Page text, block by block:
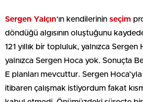
Sergen Yalçın‘ın kendilerinin seçim
döndüğü algısının oluştuğunu
121 yıllık bir topluluk, yalnızca Sergen
yalnızca Sergen Hoca yok. Sonuçta
E planları mevcuttur. Sergen
itibaren çalışmak istiyordum fakat